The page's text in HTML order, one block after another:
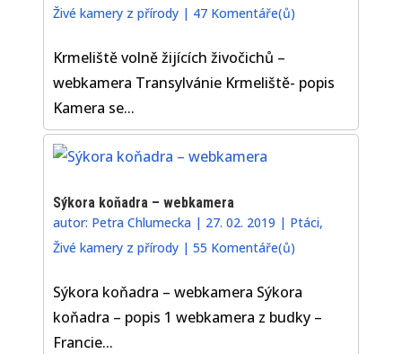
Živé kamery z přírody | 47 Komentáře(ů)
Krmeliště volně žijících živočichů –
webkamera Transylvánie Krmeliště- popis
Kamera se...
Sýkora koňadra – webkamera
autor: Petra Chlumecka | 27. 02. 2019 | Ptáci,
Živé kamery z přírody |55 Komentáře(ů)
Sýkora koňadra – webkamera Sýkora
koňadra – popis 1 webkamera z budky –
Francie...